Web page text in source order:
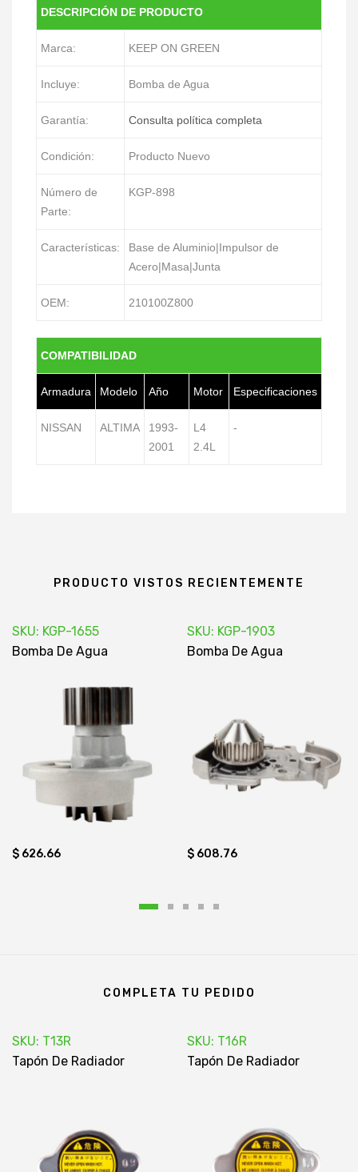
DESCRIPCIÓN DE PRODUCTO
Marca: KEEP ON GREEN
Incluye: Bomba de Agua
Garantía: Consulta política completa
Condición: Producto Nuevo
Número de
Parte:
KGP-898
Características:
Base de Aluminio|Impulsor de
Acero|Masa|Junta
OEM: 210100Z800
COMPATIBILIDAD
Armadura Modelo Año Motor Especificaciones
NISSAN ALTIMA
1993-
2001
L4
2.4L
-
PRODUCTO VISTOS RECIENTEMENTE
SKU: KGP-1655
Bomba De Agua
$ 626.66
SKU: KGP-1903
Bomba De Agua
$ 608.76
COMPLETA TU PEDIDO
SKU: T13R
Tapón De Radiador
SKU: T16R
Tapón De Radiador